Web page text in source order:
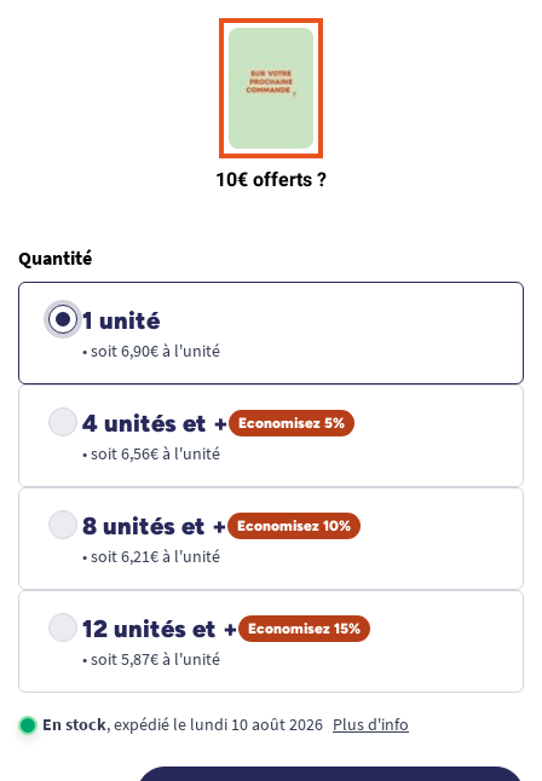
Quantité
1 unité
• soit 6,90€ à l'unité
4 unités et + Economisez 5%
• soit 6,56€ à l'unité
8 unités et + Economisez 10%
• soit 6,21€ à l'unité
12 unités et + Economisez 15%
• soit 5,87€ à l'unité
En stock, expédié le lundi 10 août 2026 Plus d'info